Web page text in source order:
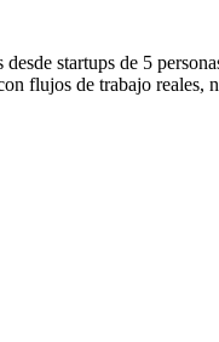
startups de 5
flujos de trabajo reales,